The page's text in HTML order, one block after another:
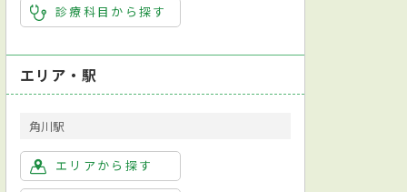
診療科目から探す
エリア・駅
角川駅
エリアから探す